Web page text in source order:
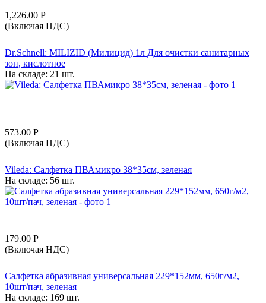
1,226.00 Р
(Включая НДС)
Dr.Schnell: MILIZID (Милицид) 1л Для очистки санитарных
зон, кислотное
На складе: 21 шт.
573.00 Р
(Включая НДС)
Vileda: Салфетка ПВАмикро 38*35см, зеленая
На складе: 56 шт.
179.00 Р
(Включая НДС)
Салфетка абразивная универсальная 229*152мм, 650г/м2,
10шт/пач, зеленая
На складе: 169 шт.